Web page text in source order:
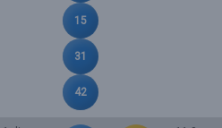
15
31
42